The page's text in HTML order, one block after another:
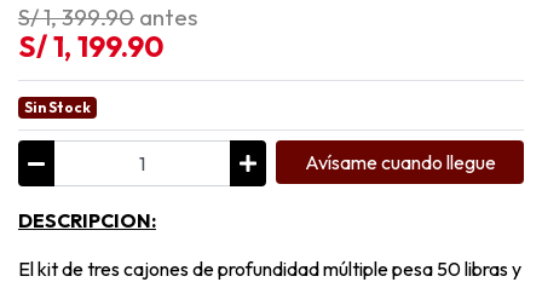
S/ 1, 399.90 antes
S/ 1, 199.90
Sin Stock
Avísame cuando llegue
DESCRIPCION:
El kit de tres cajones de profundidad múltiple pesa 50 libras y